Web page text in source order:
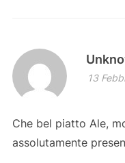
13
Che bel piatto Ale,
assolutamente